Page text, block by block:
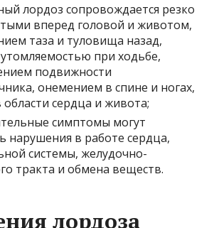
лордоз сопровождается резко
вперед головой и животом,
таза и туловища назад,
при ходьбе,
подвижности
онемением в спине и ногах,
сердца и живота;
симптомы могут
нарушения в работе сердца,
системы, желудочно-
тракта и обмена веществ.
лордоза